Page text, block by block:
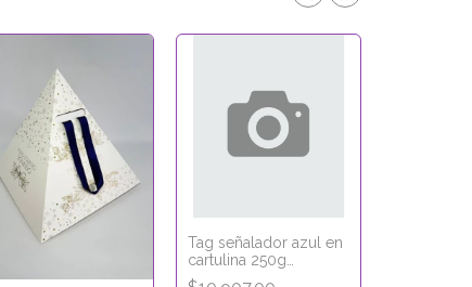
Tag señalador azul en
cartulina 250g
laminado en